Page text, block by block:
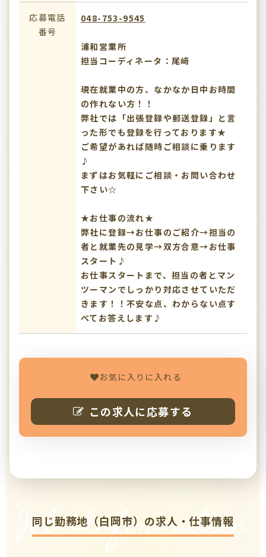
応募電話
番号
048-753-9545
浦和営業所
担当コーディネータ：尾﨑
現在就業中の方、なかなか日中お時間
の作れない方！！
弊社では「出張登録や郵送登録」と言
った形でも登録を行っております★
ご希望があれば随時ご相談に乗ります
♪
まずはお気軽にご相談・お問い合わせ
下さい☆
★お仕事の流れ★
弊社に登録→お仕事のご紹介→担当の
者と就業先の見学→双方合意→お仕事
スタート♪
お仕事スタートまで、担当の者とマン
ツーマンでしっかり対応させていただ
きます！！不安な点、わからない点す
べてお答えします♪
お気に入りに入れる
この求人に応募する
Job Information
同じ勤務地（白岡市）の求人・仕事情報